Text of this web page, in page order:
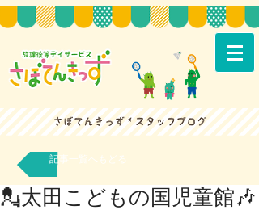
記事一覧へもどる
💂太田こどもの国児童館🎶